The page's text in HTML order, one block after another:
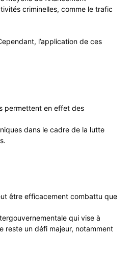
criminelles, comme le trafic
l’application de ces
permettent en effet des
dans le cadre de la lutte
être efficacement combattu que
qui vise à
reste un défi majeur, notamment